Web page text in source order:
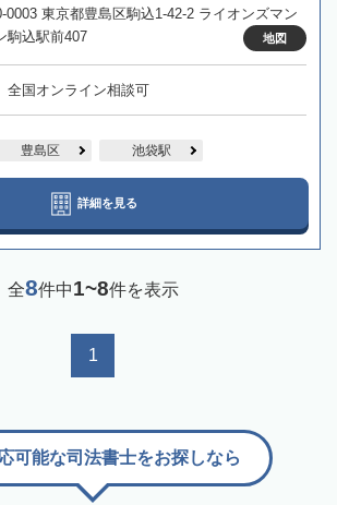
0003 東京都豊島区駒込1-42-2 ライオンズマン
駒込駅前407
地図
全国オンライン相談可
豊島区 池袋駅
詳細を見る
全8件中1~8件を表示
1
可能な司法書士をお探しなら